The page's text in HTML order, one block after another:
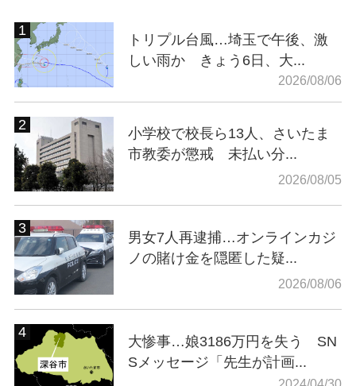
トリプル台風…埼玉で午後、激
しい雨か きょう6日、大...
2026/08/06
小学校で校長ら13人、さいたま
市教委が懲戒 未払い分...
2026/08/05
男女7人再逮捕…オンラインカジ
ノの賭け金を隠匿した疑...
2026/08/06
大惨事…娘3186万円を失う SN
Sメッセージ「先生が計画...